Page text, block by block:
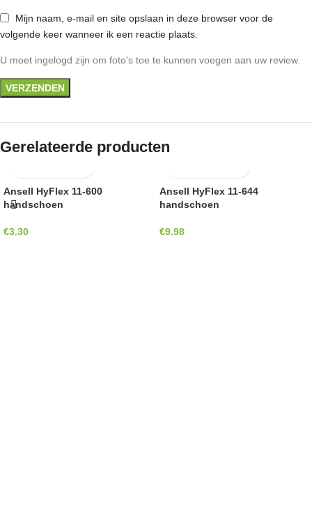
Mijn naam, e-mail en site opslaan in deze browser voor de
volgende keer wanneer ik een reactie plaats.
U moet ingelogd zijn om foto's toe te kunnen voegen aan uw review.
Gerelateerde producten
Ansell HyFlex 11-600
handschoen
€3.30
Ansell HyFlex 11-644
handschoen
€9.98